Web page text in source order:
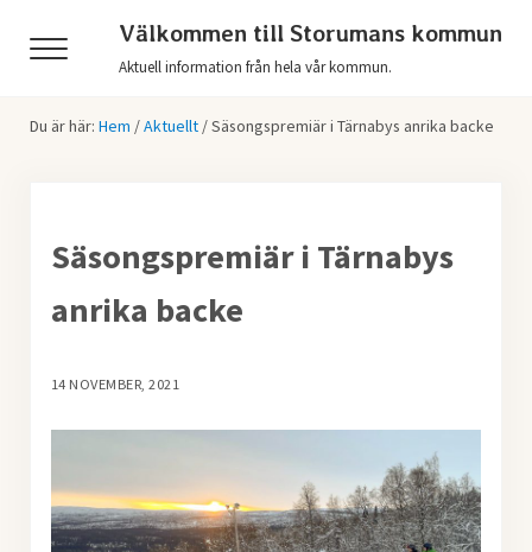
Menu
Välkommen till Storumans kommun
Aktuell information från hela vår kommun.
Du är här: Hem /Aktuellt /Säsongspremiär i Tärnabys anrika backe
Säsongspremiär i Tärnabys
anrika backe
14 NOVEMBER, 2021